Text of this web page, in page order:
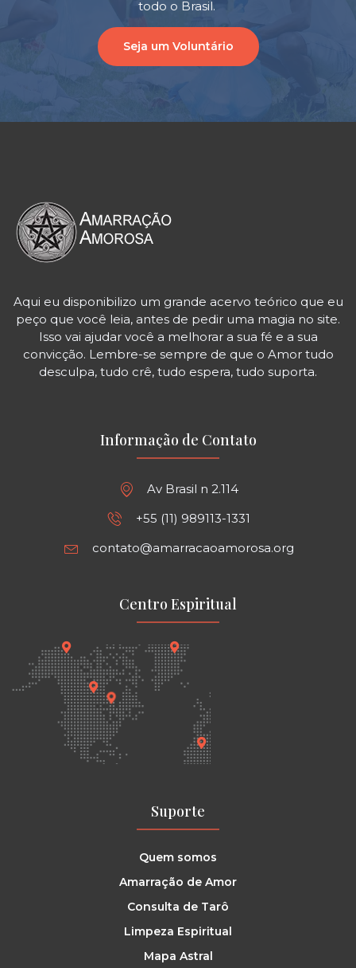
todo o Brasil.
Seja um Voluntário
Aqui eu disponibilizo um grande acervo teórico que eu
peço que você leia, antes de pedir uma magia no site.
Isso vai ajudar você a melhorar a sua fé e a sua
convicção. Lembre-se sempre de que o Amor tudo
desculpa, tudo crê, tudo espera, tudo suporta.
Informação de Contato
Av Brasil n 2.114
+55 (11) 989113-1331
contato@amarracaoamorosa.org
Centro Espiritual
Suporte
Quem somos
Amarração de Amor
Consulta de Tarô
Limpeza Espiritual
Mapa Astral